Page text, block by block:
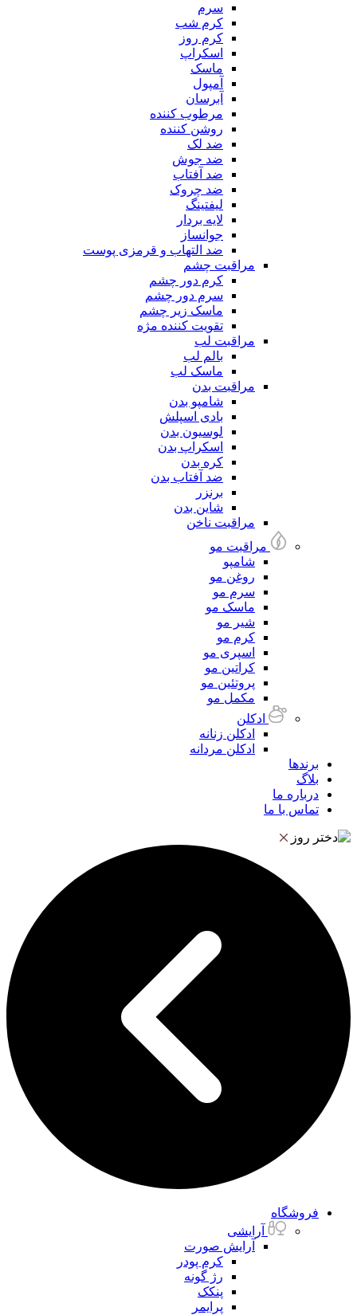
سرم
کرم شب
کرم روز
اسکراپ
ماسک
آمپول
آبرسان
مرطوب کننده
روشن کننده
ضد لک
ضد جوش
ضد آفتاب
ضد چروک
لیفتینگ
لایه بردار
جوانساز
ضد التهاب و قرمزی پوست
مراقبت چشم
کرم دور چشم
سرم دور چشم
ماسک زیر چشم
تقویت کننده مژه
مراقبت لب
بالم لب
ماسک لب
مراقبت بدن
شامپو بدن
بادی اسپلش
لوسیون بدن
اسکراپ بدن
کره بدن
ضد آفتاب بدن
برنزر
شاین بدن
مراقبت ناخن
مراقبت مو
شامپو
روغن مو
سرم مو
ماسک مو
شیر مو
کرم مو
اسپری مو
کراتین مو
پروتئین مو
مکمل مو
ادکلن
ادکلن زنانه
ادکلن مردانه
برندها
بلاگ
درباره ما
تماس با ما
فروشگاه
آرایشی
آرایش صورت
کرم پودر
رژ گونه
پنکک
پرایمر